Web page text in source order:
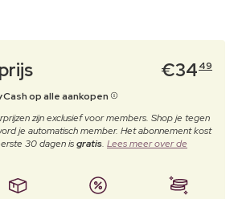
€34 49
op alle aankopen
zijn exclusief voor members. Shop je tegen
je automatisch member. Het abonnement kost
30 dagen isgratis. Lees meer over de